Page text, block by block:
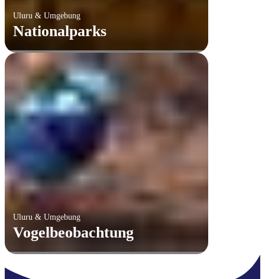
Uluru & Umgebung
Nationalparks
Uluru & Umgebung
Vogelbeobachtung